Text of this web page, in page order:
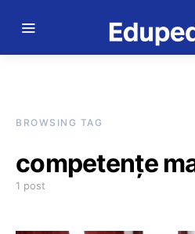
BROWSING TAG
competențe
1 post